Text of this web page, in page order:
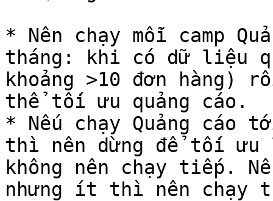
* Nên chạy mỗi camp
tháng: khi có dữ liệu
khoảng >10 đơn
thể tối ưu quảng cáo.
* Nếu chạy Quảng cáo
thì nên dừng để tối ưu
không nên chạy tiếp.
nhưng ít thì nên chạy